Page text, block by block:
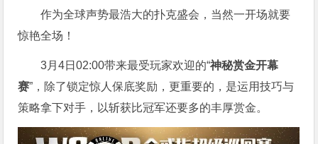
作为全球声势最浩大的扑克盛会，当然一开场就要
惊艳全场！
3月4日02:00带来最受玩家欢迎的“神秘赏金开幕
赛”，除了锁定惊人保底奖励，更重要的，是运用技巧与
策略拿下对手，以斩获比冠军还要多的丰厚赏金。